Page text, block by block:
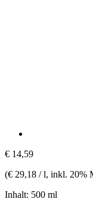
€ 14,59
(€ 29,18 / l, inkl. 20%
Inhalt: 500 ml